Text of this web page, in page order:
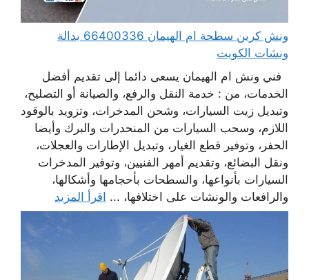
ونش كرين سطحة ام الهيمان 66400336 بدالة
ونشات الكويت
فني ونش ام الهيمان يسعى دائما إلى تقديم أفضل
الخدمات، من : خدمة النقل والرفع، والصيانة أو التصليح،
وتبديل زيت السيارات، وشحن المدخرات، وتزويد بالوقود
اللازم، وسحب السيارات من المنحدرات والبرك وأيضا
الحفر، وتوفير قطع الغيار، وتبديل الإطارات والعجلات،
ونقل البضائع، وتقديم أمهر الفنيين، وتوفير المدخرات
السيارات بأنواعها، والسطحات بأحجامها وأشكالها،
والرافعات والونشات على اختلافها، ... اقرأ المزيد